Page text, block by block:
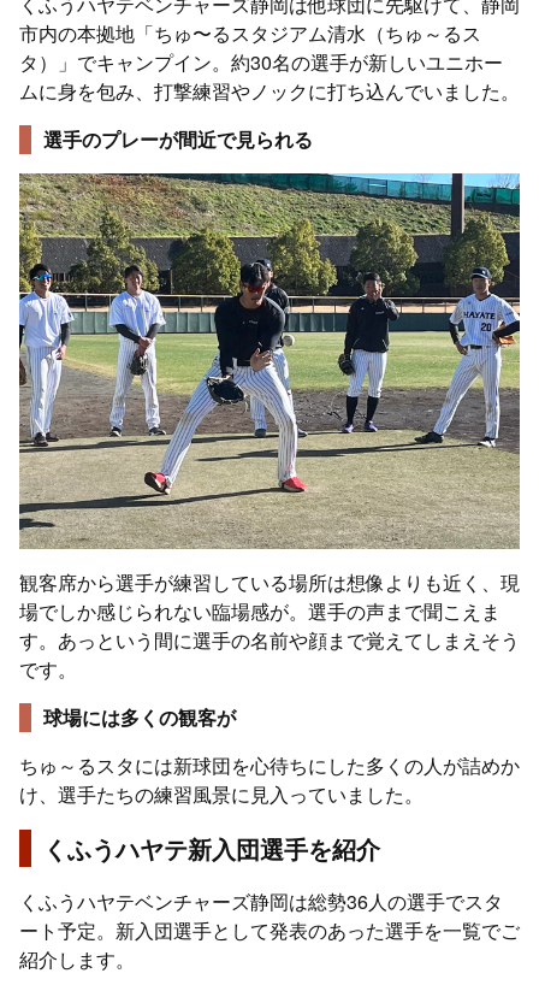
市内の本拠地「ちゅ〜るスタジアム清水（ちゅ～るス
タ）」でキャンプイン。約30名の選手が新しいユニホー
ムに身を包み、打撃練習やノックに打ち込んでいました。
選手のプレーが間近で見られる
観客席から選手が練習している場所は想像よりも近く、現
場でしか感じられない臨場感が。選手の声まで聞こえま
す。あっという間に選手の名前や顔まで覚えてしまえそう
です。
球場には多くの観客が
ちゅ～るスタには新球団を心待ちにした多くの人が詰めか
け、選手たちの練習風景に見入っていました。
くふうハヤテ新入団選手を紹介
くふうハヤテベンチャーズ静岡は総勢36人の選手でスタ
ート予定。新入団選手として発表のあった選手を一覧でご
紹介します。